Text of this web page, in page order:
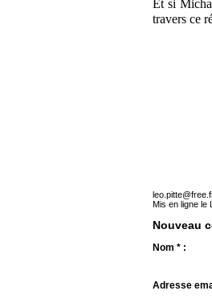
Et si
travers ce
Mis en ligne le
Nouveau
Nom * :
Adresse